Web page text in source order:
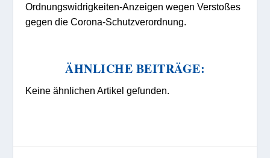
Ordnungswidrigkeiten-Anzeigen wegen Verstoßes
gegen die Corona-Schutzverordnung.
ÄHNLICHE BEITRÄGE:
Keine ähnlichen Artikel gefunden.